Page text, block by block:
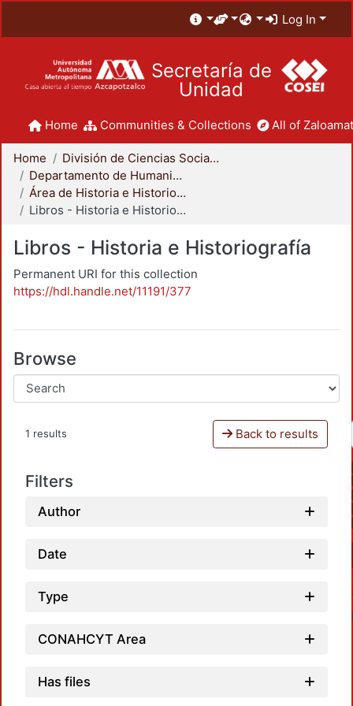
Log In
Secretaría de
Unidad
Home Communities & Collections All of
Home
División de Ciencias Sociales y Humanidades
Departamento de Humanidades
Área de Historia e Historiografía
Libros - Historia e Historiografía
Libros - Historia e Historiografía
Permanent URI for this collection
https://hdl.handle.net/11191/377
Browse
1 results Back to results
Filters
Author
Date
Type
CONAHCYT Area
Has files